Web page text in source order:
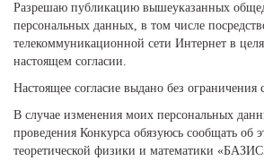
Разрешаю публикацию вышеуказанных
персональных данных, в том числе
телекоммуникационной сети Интернет в
настоящем согласии.
Настоящее согласие выдано без ограничения
В случае изменения моих персональных
проведения Конкурса обязуюсь сообщать об
теоретической физики и математики